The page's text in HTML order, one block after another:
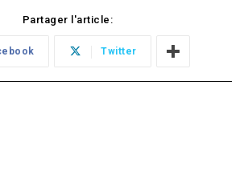
Partager l'article:
Twitter